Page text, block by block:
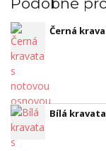
Černá
Bílá